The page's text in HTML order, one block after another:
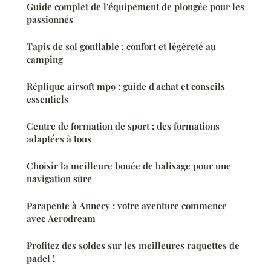
Guide complet de l'équipement de plongée pour les
passionnés
Tapis de sol gonflable : confort et légèreté au
camping
Réplique airsoft mp9 : guide d'achat et conseils
essentiels
Centre de formation de sport : des formations
adaptées à tous
Choisir la meilleure bouée de balisage pour une
navigation sûre
Parapente à Annecy : votre aventure commence
avec Aerodream
Profitez des soldes sur les meilleures raquettes de
padel !